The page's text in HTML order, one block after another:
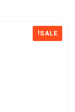
SALE!